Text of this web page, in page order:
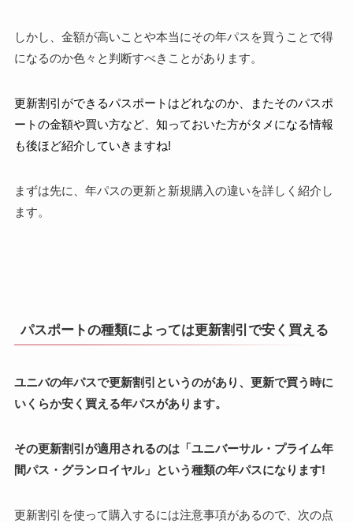
しかし、金額が高いことや本当にその年パスを買うことで得
になるのか色々と判断すべきことがあります。
更新割引ができるパスポートはどれなのか、またそのパスポ
ートの金額や買い方など、知っておいた方がタメになる情報
も後ほど紹介していきますね!
まずは先に、年パスの更新と新規購入の違いを詳しく紹介し
ます。
パスポートの種類によっては更新割引で安く買える
ユニバの年パスで更新割引というのがあり、更新で買う時に
いくらか安く買える年パスがあります。
その更新割引が適用されるのは「ユニバーサル・プライム年
間パス・グランロイヤル」という種類の年パスになります!
更新割引を使って購入するには注意事項があるので、次の点